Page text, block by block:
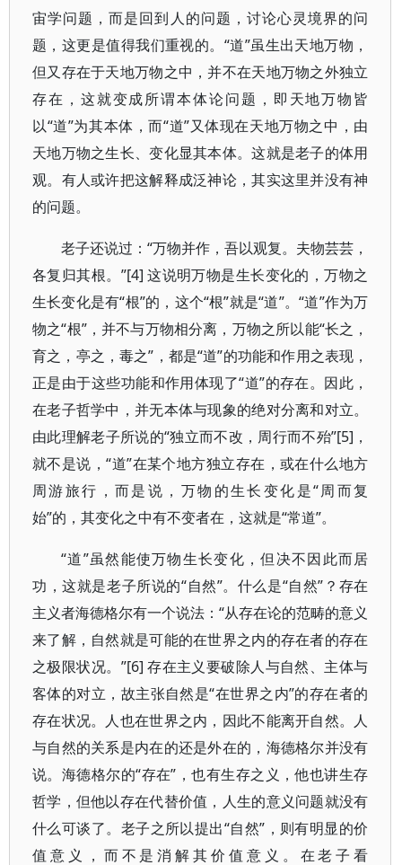
宙学问题，而是回到人的问题，讨论心灵境界的问
题，这更是值得我们重视的。“道”虽生出天地万物，
但又存在于天地万物之中，并不在天地万物之外独立
存在，这就变成所谓本体论问题，即天地万物皆
以“道”为其本体，而“道”又体现在天地万物之中，由
天地万物之生长、变化显其本体。这就是老子的体用
观。有人或许把这解释成泛神论，其实这里并没有神
的问题。
老子还说过：“万物并作，吾以观复。夫物芸芸，
各复归其根。”[4] 这说明万物是生长变化的，万物之
生长变化是有“根”的，这个“根”就是“道”。“道”作为万
物之“根”，并不与万物相分离，万物之所以能“长之，
育之，亭之，毒之”，都是“道”的功能和作用之表现，
正是由于这些功能和作用体现了“道”的存在。因此，
在老子哲学中，并无本体与现象的绝对分离和对立。
由此理解老子所说的“独立而不改，周行而不殆”[5]，
就不是说，“道”在某个地方独立存在，或在什么地方
周游旅行，而是说，万物的生长变化是“周而复
始”的，其变化之中有不变者在，这就是“常道”。
“道”虽然能使万物生长变化，但决不因此而居
功，这就是老子所说的“自然”。什么是“自然”？存在
主义者海德格尔有一个说法：“从存在论的范畴的意义
来了解，自然就是可能的在世界之内的存在者的存在
之极限状况。”[6] 存在主义要破除人与自然、主体与
客体的对立，故主张自然是“在世界之内”的存在者的
存在状况。人也在世界之内，因此不能离开自然。人
与自然的关系是内在的还是外在的，海德格尔并没有
说。海德格尔的“存在”，也有生存之义，他也讲生存
哲学，但他以存在代替价值，人生的意义问题就没有
什么可谈了。老子之所以提出“自然”，则有明显的价
值意义，而不是消解其价值意义。在老子看